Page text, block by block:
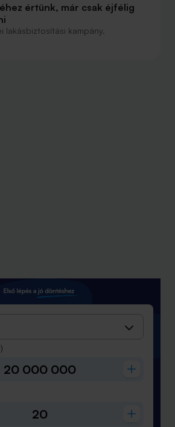
értünk, már csak éjfélig
lakásbiztosítási kampány.